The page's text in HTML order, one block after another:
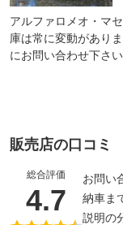
アルファロメオ・マ
庫は常に変動があり
にお問い合わせ下さい
販売店の口コミ
総合評価
4.7 （
お問い
納車ま
説明の